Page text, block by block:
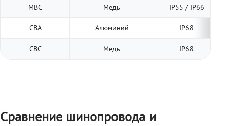
МВС Медь IP55 / IP66
СВА Алюминий IP68
СВС Медь IP68
Сравнение шинопровода и